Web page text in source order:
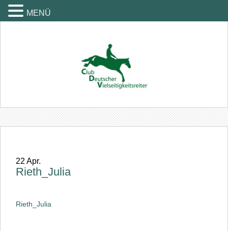
22 Apr.
Rieth_Julia
Rieth_Julia
MENÜ